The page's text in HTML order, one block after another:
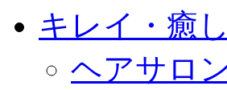
キレイ・癒し
ヘアサロ